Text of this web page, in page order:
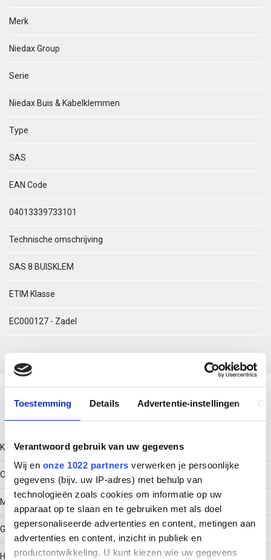
Toestemming Details Advertentie-instellingen
Verantwoord gebruik van uw gegevens
Wij en onze 1022 partners verwerken je persoonlijke
gegevens (bijv. uw IP-adres) met behulp van
technologieën zoals cookies om informatie op uw
apparaat op te slaan en te gebruiken met als doel
gepersonaliseerde advertenties en content, metingen aan
advertenties en content, inzicht in publiek en
productontwikkeling. U kunt kiezen wie uw gegevens
Merk
Niedax Group
Serie
Niedax Buis & Kabelklemmen
Type
SAS
EAN Code
04013339733101
Technische omschrijving
SAS 8 BUISKLEM
ETIM Klasse
EC000127 - Zadel
Download productsheet
Technische gegevens
Kleur
Overig
Model
Gesloten
Halogeenvrij